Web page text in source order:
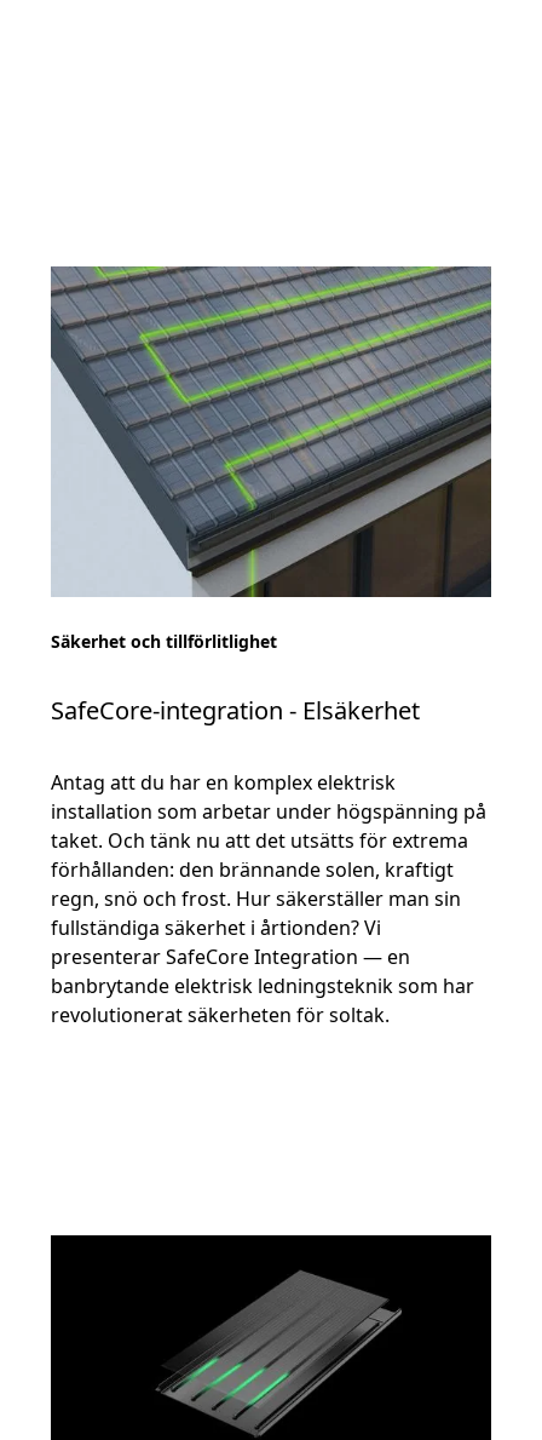
Säkerhet och tillförlitlighet
SafeCore-integration - Elsäkerhet
Antag att du har en komplex elektrisk
installation som arbetar under högspänning på
taket. Och tänk nu att det utsätts för extrema
förhållanden: den brännande solen, kraftigt
regn, snö och frost. Hur säkerställer man sin
fullständiga säkerhet i årtionden? Vi
presenterar SafeCore Integration — en
banbrytande elektrisk ledningsteknik som har
revolutionerat säkerheten för soltak.